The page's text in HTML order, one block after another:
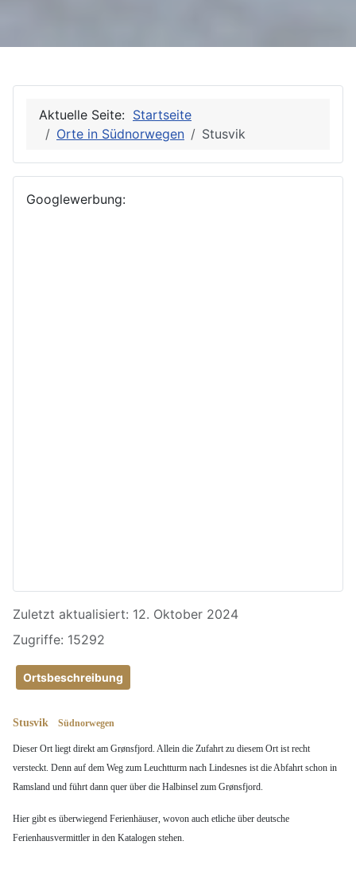
Aktuelle Seite: Startseite
Orte in Südnorwegen
Stusvik
Googlewerbung:
Details
Zuletzt aktualisiert: 12. Oktober 2024
Zugriffe: 15292
Ortsbeschreibung
Stusvik Südnorwegen
Dieser Ort liegt direkt am Grønsfjord. Allein die Zufahrt zu diesem Ort ist recht
versteckt. Denn auf dem Weg zum Leuchtturm nach Lindesnes ist die Abfahrt schon in
Ramsland und führt dann quer über die Halbinsel zum Grønsfjord.
Hier gibt es überwiegend Ferienhäuser, wovon auch etliche über deutsche
Ferienhausvermittler in den Katalogen stehen.